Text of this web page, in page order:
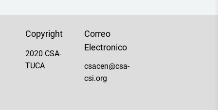
Copyright
2020 CSA-
TUCA
Correo
Electronico
csacen@csa-
csi.org